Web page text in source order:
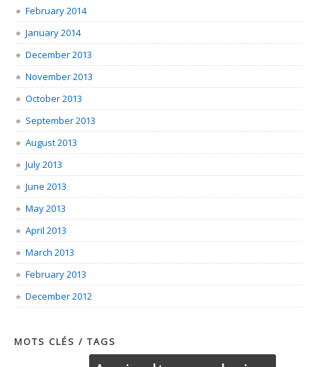
February 2014
January 2014
December 2013
November 2013
October 2013
September 2013
August 2013
July 2013
June 2013
May 2013
April 2013
March 2013
February 2013
December 2012
MOTS CLÉS / TAGS